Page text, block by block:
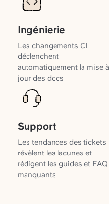
Ingénierie
Les changements CI
déclenchent
automatiquement la mise à
jour des docs
Support
Les tendances des tickets
révèlent les lacunes et
rédigent les guides et FAQ
manquants